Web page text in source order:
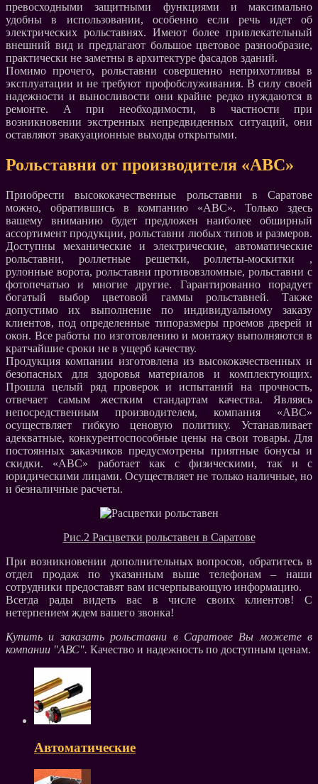
превосходными защитными функциями и максимально
удобны в использовании, особенно если речь идет об
электрических рольставнях. Имеют более привлекательный
внешний вид и предлагают большое цветовое разнообразие,
практически не заметны в архитектуре фасадов зданий.
Помимо прочего, рольставни совершенно неприхотливы в
эксплуатации и не требуют профобслуживания. В силу своей
надежности и выносливости они крайне редко нуждаются в
ремонте. А при необходимости, в частности при
возникновении экстренных непредвиденных ситуаций, они
оставляют эвакуационные выходы открытыми.
Рольставни от производителя «АВС»
Приобрести высококачественные рольставни в Саратове
можно, обратившись в компанию «АВС». Только здесь
вашему вниманию будет предложен наиболее обширный
ассортимент продукции, рольставни любых типов и размеров.
Доступны механические и электрические, автоматические
рольставни, роллетные решетки, роллеты-москитки ,
рулонные ворота, рольставни противовзломные, рольставни с
фотопечатью и многие другие. Гарантированно порадует
богатый выбор цветовой гаммы рольставней. Также
допустимо их выполнение по индивидуальному заказу
клиентов, под определенные типоразмеры проемов дверей и
окон. Все работы по изготовлению и монтажу выполняются в
кратчайшие сроки не в ущерб качеству.
Продукция компании изготовлена из высококачественных и
безопасных для здоровья материалов и комплектующих.
Прошла целый ряд проверок и испытаний на прочность,
отвечает самым жестким стандартам качества. Являясь
непосредственным производителем, компания «АВС»
осуществляет гибкую ценовую политику. Устанавливает
адекватные, конкурентоспособные цены на свои товары. Для
постоянных заказчиков предусмотрены приятные бонусы и
скидки. «АВС» работает как с физическими, так и с
юридическими лицами. Осуществляет не только наличные, но
и безналичные расчеты.
Рис.2 Расцветки рольставен в Саратове
При возникновении дополнительных вопросов, обратитесь в
отдел продаж по указанным выше телефонам – наши
сотрудники предоставят вам исчерпывающую информацию.
Всегда рады видеть вас в числе своих клиентов! С
нетерпением ждем вашего звонка!
Купить и заказать рольставни в Саратове Вы можете в
компании "АВС". Качество и надежность по доступным ценам.
Автоматические